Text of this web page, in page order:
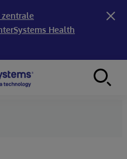
zentrale
Health